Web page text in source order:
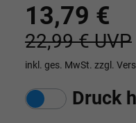
13,79 €
22,99 €UVP
inkl. ges. MwSt. zzgl.
Druck